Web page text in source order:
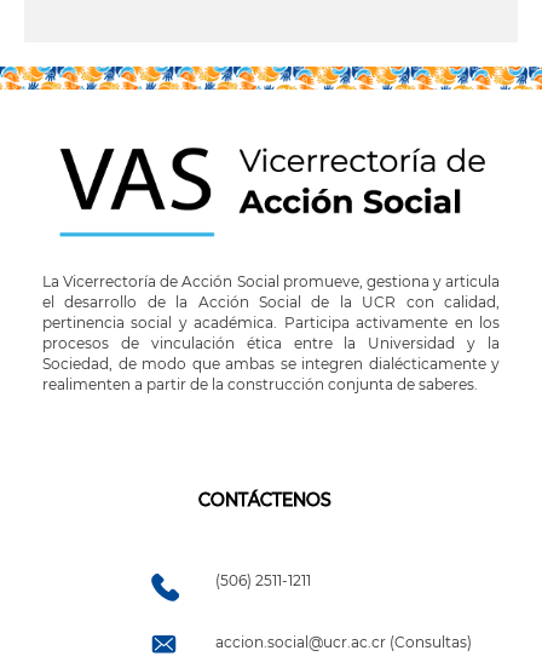
La Vicerrectoría de Acción Social promueve, gestiona y articula
el desarrollo de la Acción Social de la UCR con calidad,
pertinencia social y académica. Participa activamente en los
procesos de vinculación ética entre la Universidad y la
Sociedad, de modo que ambas se integren dialécticamente y
realimenten a partir de la construcción conjunta de saberes.
CONTÁCTENOS
(506) 2511-1211
accion.social@ucr.ac.cr (Consultas)